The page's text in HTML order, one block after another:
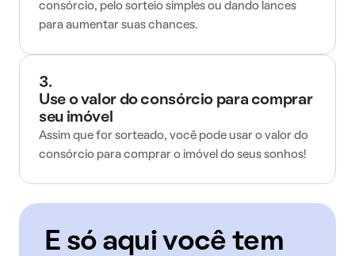
consórcio, pelo sorteio simples ou dando lances
para aumentar suas chances.
3.
Use o valor do consórcio para comprar
seu imóvel
Assim que for sorteado, você pode usar o valor do
consórcio para comprar o imóvel do seus sonhos!
E só aqui você tem